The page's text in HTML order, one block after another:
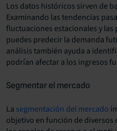
Los datos históricos sirven de
Examinando las tendencias
fluctuaciones estacionales y
puedes predecir la demanda
análisis también ayuda a
podrían afectar a los ingresos
Segmentar el mercado
La segmentación del mercado
objetivo en función de